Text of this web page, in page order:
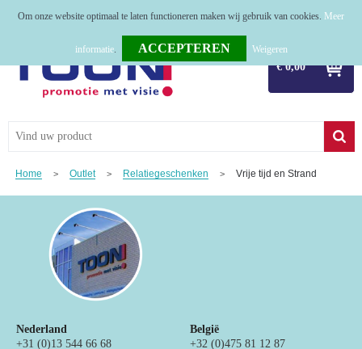
€ 0,00
Relatiegeschenken
Werkkleding
Kerstpakketten
Tastingpakketten
TOP 50
Home > Outlet > Relatiegeschenken > Vrije tijd en Strand
Nederland
+31 (0)13 544 66 68
België
+32 (0)475 81 12 87
Om onze website optimaal te laten functioneren maken wij gebruik van cookies. Meer
informatie. Weigeren